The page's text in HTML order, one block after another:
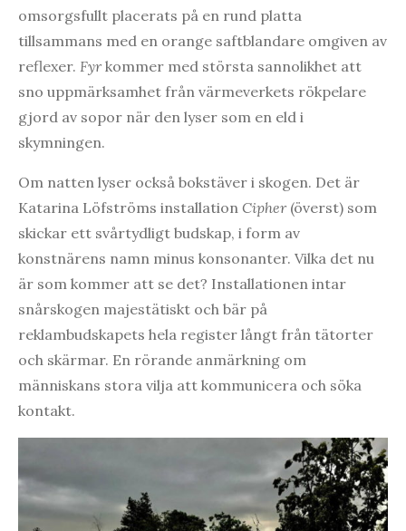
omsorgsfullt placerats på en rund platta
tillsammans med en orange saftblandare omgiven av
reflexer. Fyr kommer med största sannolikhet att
sno uppmärksamhet från värmeverkets rökpelare
gjord av sopor när den lyser som en eld i
skymningen.
Om natten lyser också bokstäver i skogen. Det är
Katarina Löfströms installation Cipher (överst) som
skickar ett svårtydligt budskap, i form av
konstnärens namn minus konsonanter. Vilka det nu
är som kommer att se det? Installationen intar
snårskogen majestätiskt och bär på
reklambudskapets hela register långt från tätorter
och skärmar. En rörande anmärkning om
människans stora vilja att kommunicera och söka
kontakt.